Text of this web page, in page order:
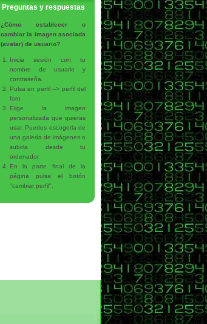
Preguntas y respuestas
¿Cómo establecer o
cambiar la imagen asociada
(avatar) de usuario?
Inicia sesión con tu
nombre de usuario y
contraseña.
Pulsa en perfil --> perfil del
foro
Elige la imagen
personalizada que quieras
usar. Puedes escogerla de
una galería de imágenes o
subirla desde tu
ordenador.
En la parte final de la
página pulsa el botón
"cambiar perfil".